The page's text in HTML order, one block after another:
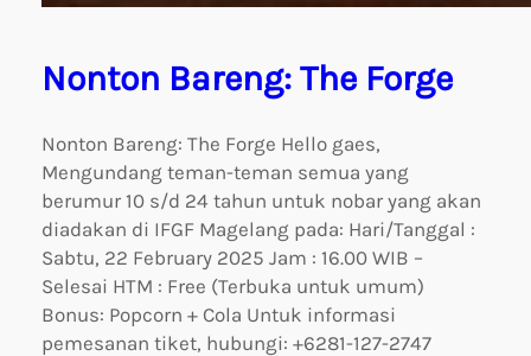
Nonton Bareng: The Forge
Nonton Bareng: The Forge Hello gaes,
Mengundang teman-teman semua yang
berumur 10 s/d 24 tahun untuk nobar yang akan
diadakan di IFGF Magelang pada: Hari/Tanggal :
Sabtu, 22 February 2025 Jam : 16.00 WIB –
Selesai HTM : Free (Terbuka untuk umum)
Bonus: Popcorn + Cola Untuk informasi
pemesanan tiket, hubungi: +6281-127-2747